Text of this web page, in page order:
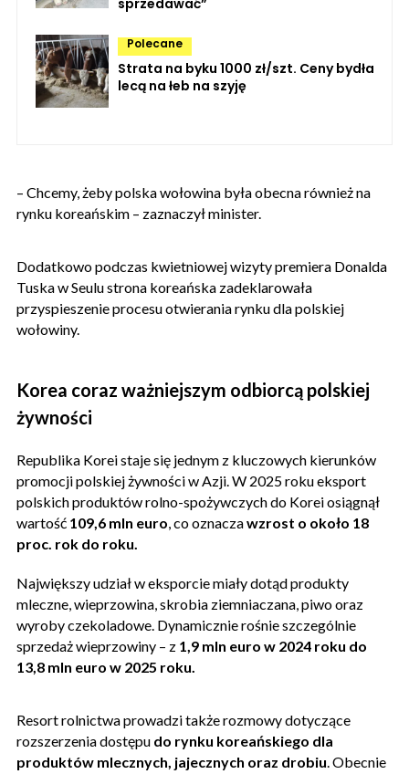
Polecane
Strata na byku 1000 zł/szt. Ceny bydła
lecą na łeb na szyję
– Chcemy, żeby polska wołowina była obecna również na
rynku koreańskim – zaznaczył minister.
Dodatkowo podczas kwietniowej wizyty premiera Donalda
Tuska w Seulu strona koreańska zadeklarowała
przyspieszenie procesu otwierania rynku dla polskiej
wołowiny.
Korea coraz ważniejszym odbiorcą polskiej
żywności
Republika Korei staje się jednym z kluczowych kierunków
promocji polskiej żywności w Azji. W 2025 roku eksport
polskich produktów rolno-spożywczych do Korei osiągnął
wartość 109,6 mln euro , co oznaczawzrost o około 18
proc. rok do roku.
Największy udział w eksporcie miały dotąd produkty
mleczne, wieprzowina, skrobia ziemniaczana, piwo oraz
wyroby czekoladowe. Dynamicznie rośnie szczególnie
sprzedaż wieprzowiny – z 1,9 mln euro w 2024 roku do
13,8 mln euro w 2025 roku.
Resort rolnictwa prowadzi także rozmowy dotyczące
rozszerzenia dostępu do rynku koreańskiego dla
produktów mlecznych, jajecznych oraz drobiu . Obecnie